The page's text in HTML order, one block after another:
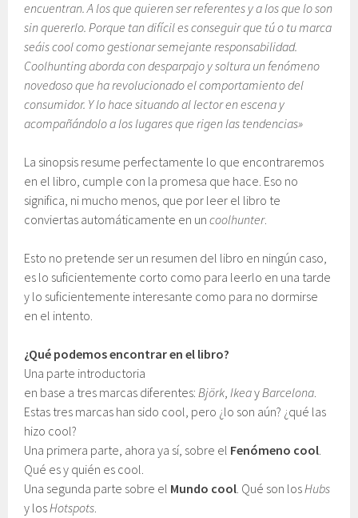
encuentran. A los que quieren ser referentes y a los que lo son
sin quererlo. Porque tan difícil es conseguir que tú o tu marca
seáis cool como gestionar semejante responsabilidad.
Coolhunting aborda con desparpajo y soltura un fenómeno
novedoso que ha revolucionado el comportamiento del
consumidor. Y lo hace situando al lector en escena y
acompañándolo a los lugares que rigen las tendencias»
La sinopsis resume perfectamente lo que encontraremos
en el libro, cumple con la promesa que hace. Eso no
significa, ni mucho menos, que por leer el libro te
conviertas automáticamente en uncoolhunter.
Esto no pretende ser un resumen del libro en ningún caso,
es lo suficientemente corto como para leerlo en una tarde
y lo suficientemente interesante como para no dormirse
en el intento.
¿Qué podemos encontrar en el libro?
Una parte introductoria
en base a tres marcas diferentes:Björk,IkeayBarcelona.
Estas tres marcas han sido cool, pero ¿lo son aún? ¿qué las
hizo cool?
Una primera parte, ahora ya sí, sobre el Fenómeno cool.
Qué es y quién es cool.
Una segunda parte sobre el Mundo cool. Qué son losHubs
y losHotspots.